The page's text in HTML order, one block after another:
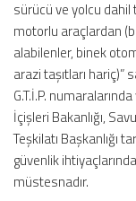
sürücü ve yolcu dahil
motorlu araçlardan
alabilenler, binek
arazi taşıtları hariç)”
G.T.İ.P.
İçişleri Bakanlığı,
Teşkilatı Başkanlığı
güvenlik
müstesnadır.